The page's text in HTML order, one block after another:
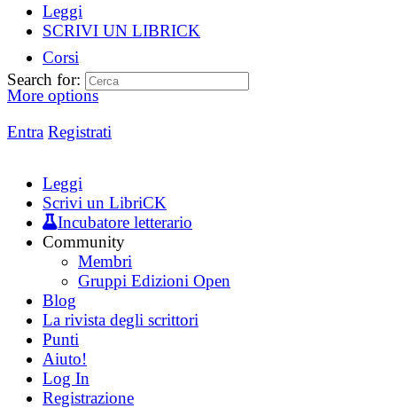
Leggi
SCRIVI UN LIBRICK
Corsi
More options
Entra Registrati
Search for:
Leggi
Scrivi un LibriCK
Incubatore letterario
Community
Membri
Gruppi Edizioni Open
Blog
La rivista degli scrittori
Punti
Aiuto!
Log In
Registrazione